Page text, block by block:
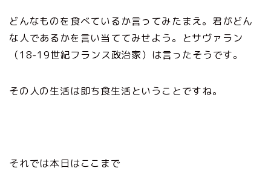
どんなものを食べているか言ってみたまえ。君がどん
な人であるかを言い当ててみせよう。とサヴァラン
（18-19世紀フランス政治家）は言ったそうです。
その人の生活は即ち食生活ということですね。
それでは本日はここまで